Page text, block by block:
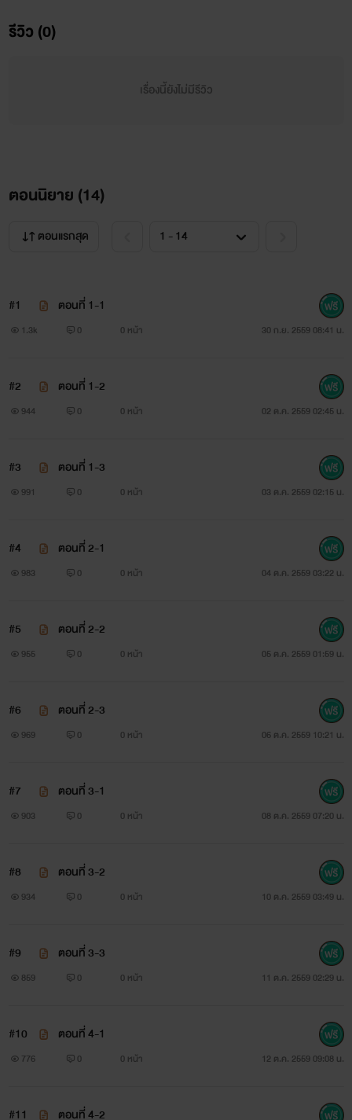
ด้วยความเต็มใจของเธอเอง เธอต้องยอมทอดกายให้เขาด้วยความ
จำนนแต่โดยดี ถึงแม้จะไม่ใช่วิธีที่สะอาดนัก แต่เขาก็พอใจ และเขา
เกิดขึ้นกลับเกิดขึ้นกับเขา ความหวงแหน ความรู้สึกนี้ไม่เคยถูก
บรรจุในสมองของมาเฟียหนุ่มหล่อนามว่าคับฟ้าผู้ยิ่งใหญ่คนนี้มา
แรกๆ ที่เกิดความรู้สึกนี้เขารู้สึกหงุดหงิดตนเองยิ่งนัก ความเย็น
ชาราวน้ำแข็งขั้วโลก กลับแปรเปลี่ยนเป็นความร้อนรุ่มเพียงเพราะ
ขึ้นกับผู้หญิงคนไหนมาก่อนอีกเช่นกัน ซึ่งมันทำให้เขาเพียร
พยายาม ต้อน เธอให้ตกอยู่ในอ้อมกอดอันแข็งแกร่งนี้ตลอดไป
หรือ มาเฟียหนุ่มผู้ไม่เคยต้องการใครมาอยู่ในอ้อมกอดนี้มา
ก่อน...
กด LiKe ด้วยน้า รีดเดอร์ที่ร๊าากกกก จุ๊บบบบบ
ศิริภัสสร
‘อยากได้’ เพียงแค่แรกที่ได้เห็นแม่ค้าขนมหวานคนนั้นความ
รู้สึกนี้ก็เกิดขึ้นกับมาเฟียหนุ่มหล่อผู้เย็นชาไร้หัวใจอย่าง ‘คับฟ้า
สะโอดสะองยั่วยวนใจชายให้น้ำลายหกเล่นนั้นมันรุนแรงจนเขา
รู้สึกแปลกใจกับความรู้สึกที่เกิดขึ้น แต่ในเมื่อต้องการแล้ว เขาก็
‘ต้องได้’ เท่านั้น เพราะตั้งแต่เกิดมาเขาไม่เคยได้ยินคำว่า ‘ไม่ได้’
รีวิว (0)
เรื่องนี้ยังไม่มีรีวิว
ตอนนิยาย (14)
ตอนแรกสุด
#1 ตอนที่ 1-1
1.3k 0 0 หน้า 30 ก.ย. 2559 08:41 น.
#2 ตอนที่ 1-2
944 0 0 หน้า 02 ต.ค. 2559 02:45 น.
#3 ตอนที่ 1-3
991 0 0 หน้า 03 ต.ค. 2559 02:15 น.
#4 ตอนที่ 2-1
983 0 0 หน้า 04 ต.ค. 2559 03:22 น.
#5 ตอนที่ 2-2
955 0 0 หน้า 05 ต.ค. 2559 01:59 น.
#6 ตอนที่ 2-3
969 0 0 หน้า 06 ต.ค. 2559 10:21 น.
#7 ตอนที่ 3-1
903 0 0 หน้า 08 ต.ค. 2559 07:20 น.
#8 ตอนที่ 3-2
934 0 0 หน้า 10 ต.ค. 2559 03:49 น.
#9 ตอนที่ 3-3
859 0 0 หน้า 11 ต.ค. 2559 02:29 น.
#10 ตอนที่ 4-1
776 0 0 หน้า 12 ต.ค. 2559 09:08 น.
#11 ตอนที่ 4-2